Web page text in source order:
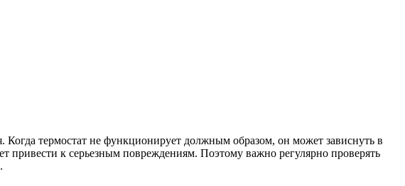
термостат не функционирует должным образом, он может зависнуть в
привести к серьезным повреждениям. Поэтому важно регулярно проверять